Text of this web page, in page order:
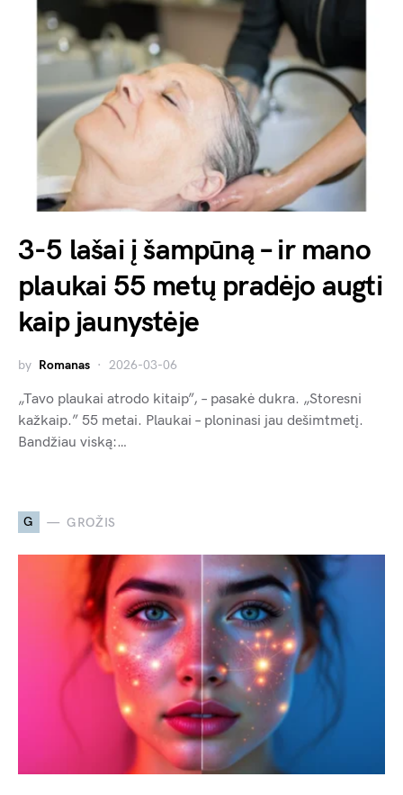
3-5 lašai į šampūną – ir mano
plaukai 55 metų pradėjo augti
kaip jaunystėje
by Romanas 2026-03-06
„Tavo plaukai atrodo kitaip”, – pasakė dukra. „Storesni
kažkaip.” 55 metai. Plaukai – ploninasi jau dešimtmetį.
Bandžiau viską:…
G GROŽIS